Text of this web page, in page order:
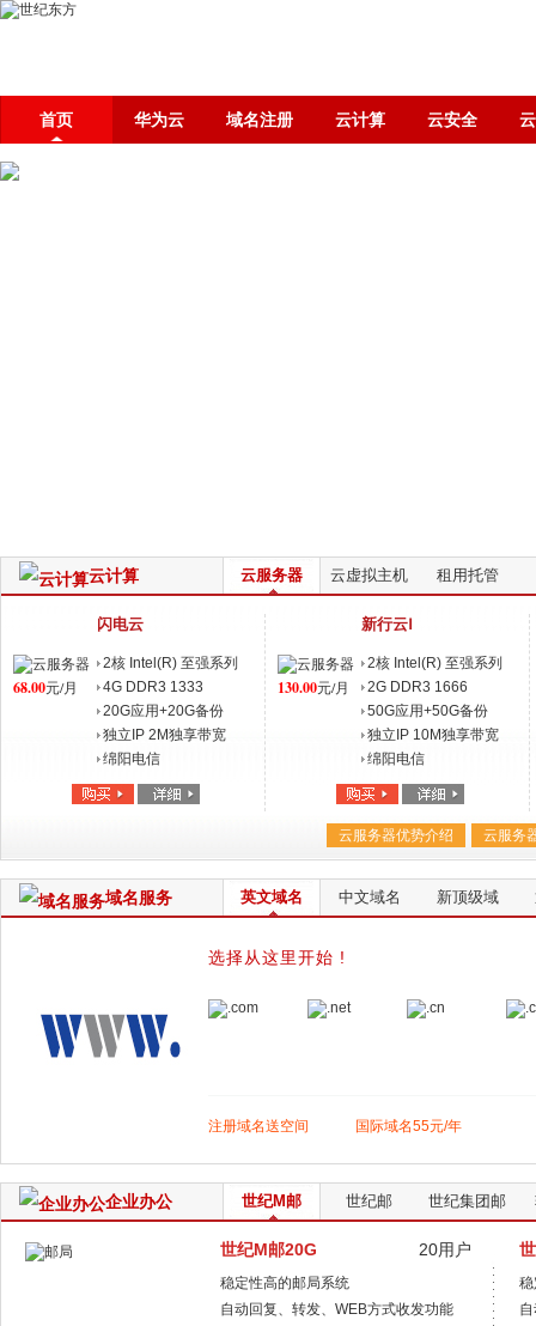
首页 华为云 域名注册 云计算 云安全
云计算 云服务器 云虚拟主机 租用托管
68.00元/月
闪电云
2核 Intel(R) 至强系列
(E5645/E5-
2620/X5650)
4G DDR3 1333
20G应用+20G备份
独立IP 2M独享带宽
绵阳电信
130.00元/月
新行云Ⅰ
2核 Intel(R) 至强系列
(E5645/E5-
2620/X5650)
2G DDR3 1666
50G应用+50G备份
独立IP 10M独享带宽
绵阳电信
云服务
云服务器优势介绍
域名服务 英文域名 中文域名 新顶级域
选择从这里开始 !
注册域名送空间 国际域名55元/年
企业办公 世纪M邮 世纪邮 世纪集团邮
20用户
世纪M邮20G
稳定性高的邮局系统
自动回复、转发、WEB方式收发功能